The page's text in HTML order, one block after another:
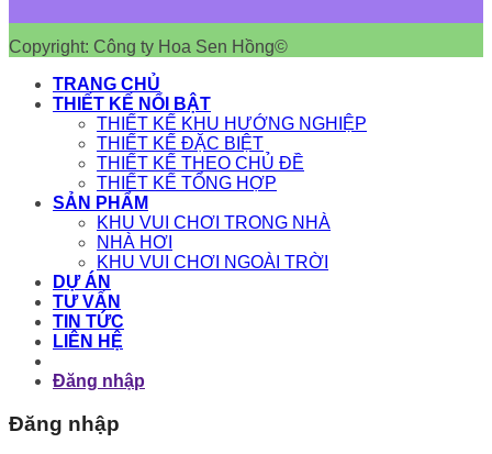
Copyright: Công ty Hoa Sen Hồng©
TRANG CHỦ
THIẾT KẾ NỔI BẬT
THIẾT KẾ KHU HƯỚNG NGHIỆP
THIẾT KẾ ĐẶC BIỆT
THIẾT KẾ THEO CHỦ ĐỀ
THIẾT KẾ TỔNG HỢP
SẢN PHẨM
KHU VUI CHƠI TRONG NHÀ
NHÀ HƠI
KHU VUI CHƠI NGOÀI TRỜI
DỰ ÁN
TƯ VẤN
TIN TỨC
LIÊN HỆ
Đăng nhập
Đăng nhập